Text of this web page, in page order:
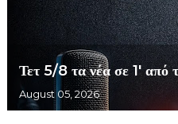
Τετ 5/8 τα νέα σε 1'
August 05, 2026